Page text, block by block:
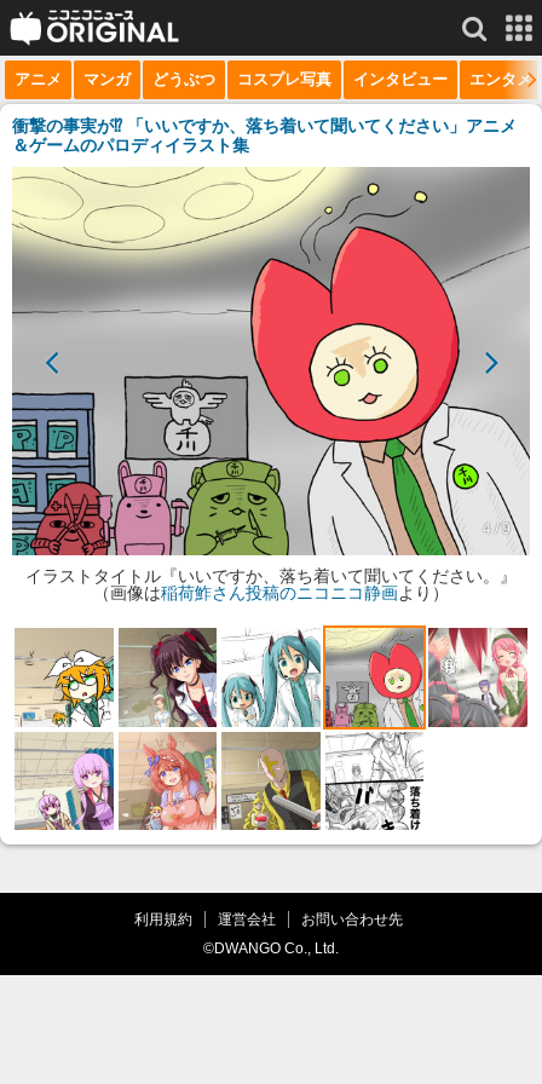
サービス一覧 もっと見る
niconico
動画
生放送
ニュース
マンガ
ニコニコQ
アニメ マンガ どうぶつ コスプレ写真 インタビュー エンタメ
衝撃の事実が⁉ 「いいですか、落ち着いて聞いてください」アニメ
＆ゲームのパロディイラスト集
4 / 9
イラストタイトル『いいですか、落ち着いて聞いてください。』
（画像は稲荷鮓さん投稿のニコニコ静画より）
利用規約 運営会社
お問い合わせ先
©DWANGO Co., Ltd.